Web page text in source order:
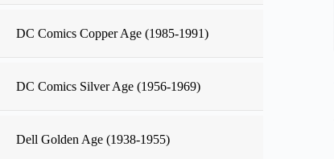
DC Comics Copper Age (1985-1991)
DC Comics Silver Age (1956-1969)
Dell Golden Age (1938-1955)